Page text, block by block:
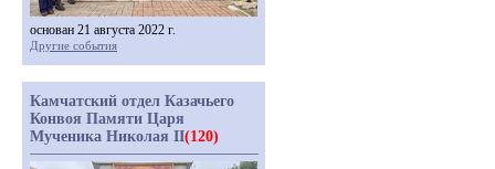
основан 21 августа 2022 г.
Другие события
Камчатский отдел Казачьего
Конвоя Памяти Царя
Мученика Николая II(120)